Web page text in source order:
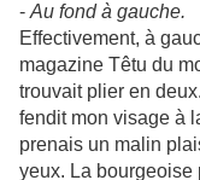
- Au fond à gauche.
Effectivement, à
magazine Têtu du
trouvait plier en
fendit mon visage à
prenais un malin
yeux. La bourgeoise